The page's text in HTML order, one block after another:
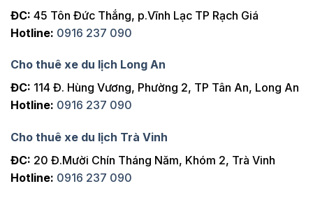
ĐC: 45 Tôn Đức Thắng, p.Vĩnh Lạc TP Rạch Giá
Hotline: 0916 237 090
Cho thuê xe du lịch Long An
ĐC: 114 Đ. Hùng Vương, Phường 2, TP Tân An, Long An
Hotline: 0916 237 090
Cho thuê xe du lịch Trà Vinh
ĐC: 20 Đ.Mười Chín Tháng Năm, Khóm 2, Trà Vinh
Hotline: 0916 237 090